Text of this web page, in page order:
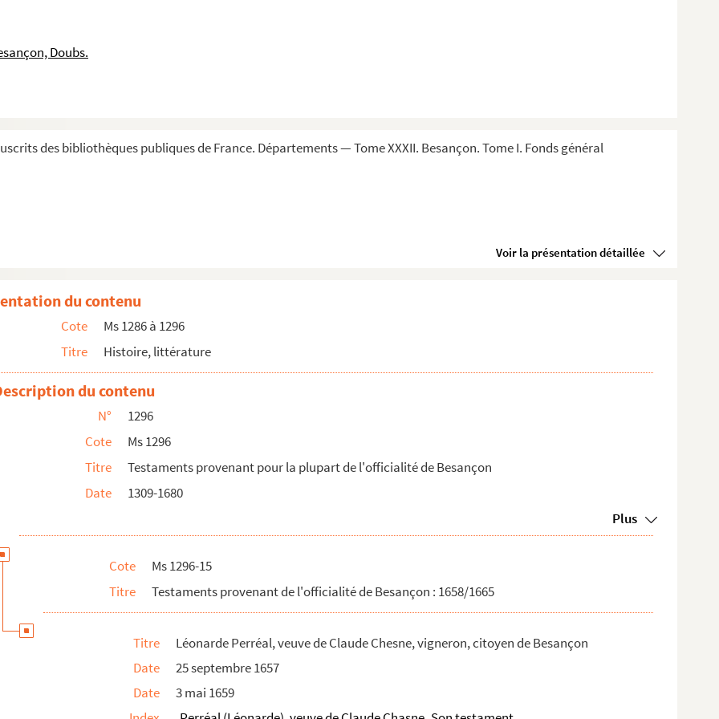
Doubs.
des bibliothèques publiques de France. Départements — Tome XXXII. Besançon. Tome I. Fonds général
Voir la présentation détaillée
conseiller au parlement de Franche-Comté
citoyen de Besançon
citoyen de Besançon
comte de Saint-Amour
citoyen de Besançon
citoyen de Besançon
de Chaux, Rozet, etc.
de l'église métropolitaine de Besançon
docteur ès droits, ancien cogouverneur d...
métropolitaine de Besançon
de Besançon
Besançon
de Quingey
du contenu
Cote
Ms 1286 à 1296
Titre
Histoire, littérature
du contenu
N°
1296
Cote
Ms 1296
Titre
Testaments provenant pour la plupart de l'officialité de Besançon
Date
1309-1680
Plus
Cote
Ms 1296-15
Titre
Testaments provenant de l'officialité de Besançon : 1658/1665
Titre
Léonarde Perréal, veuve de Claude Chesne, vigneron, citoyen de Besançon
Date
25 septembre 1657
Date
3 mai 1659